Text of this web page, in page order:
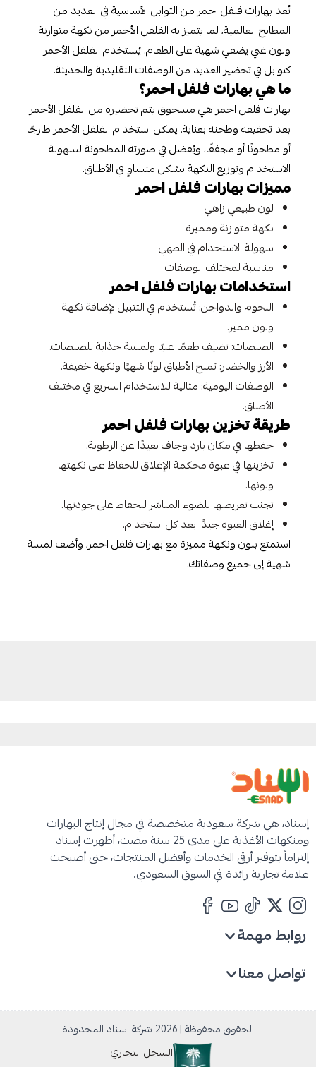
تُعد بهارات فلفل احمر من التوابل الأساسية في العديد من
المطابخ العالمية، لما يتميز به الفلفل الأحمر من نكهة متوازنة
ولون غني يضفي شهية على الطعام. يُستخدم الفلفل الأحمر
كتوابل في تحضير العديد من الوصفات التقليدية والحديثة.
ما هي بهارات فلفل احمر؟
بهارات فلفل احمر هي مسحوق يتم تحضيره من الفلفل الأحمر
بعد تجفيفه وطحنه بعناية. يمكن استخدام الفلفل الأحمر طازجًا
أو مطحونًا أو مجففًا، ويُفضل في صورته المطحونة لسهولة
الاستخدام وتوزيع النكهة بشكل متساوٍ في الأطباق.
مميزات بهارات فلفل احمر
لون طبيعي زاهي
نكهة متوازنة ومميزة
سهولة الاستخدام في الطهي
مناسبة لمختلف الوصفات
استخدامات بهارات فلفل احمر
اللحوم والدواجن: تُستخدم في التتبيل لإضافة نكهة
ولون مميز.
الصلصات: تضيف طعمًا غنيًا ولمسة جذابة للصلصات.
الأرز والخضار: تمنح الأطباق لونًا شهيًا ونكهة خفيفة.
الوصفات اليومية: مثالية للاستخدام السريع في مختلف
الأطباق.
طريقة تخزين بهارات فلفل احمر
حفظها في مكان بارد وجاف بعيدًا عن الرطوبة.
تخزينها في عبوة محكمة الإغلاق للحفاظ على نكهتها
ولونها.
تجنب تعريضها للضوء المباشر للحفاظ على جودتها.
إغلاق العبوة جيدًا بعد كل استخدام.
استمتع بلون ونكهة مميزة مع بهارات فلفل احمر، وأضف لمسة
شهية إلى جميع وصفاتك.
شركة اسناد المحدودة
إسناد، هي شركة سعودية متخصصة في مجال إنتاج البهارات
ومنكهات الأغذية على مدى 25 سنة مضت، أظهرت إسناد
إلتزاماً بتوفير أرقى الخدمات وأفضل المنتجات، حتى أصبحت
علامة تجارية رائدة في السوق السعودي.
روابط مهمة
تواصل معنا
+966530615130
+966530615130
horeca@esnad.com
الحقوق محفوظة | 2026
شركة اسناد المحدودة
السجل التجاري